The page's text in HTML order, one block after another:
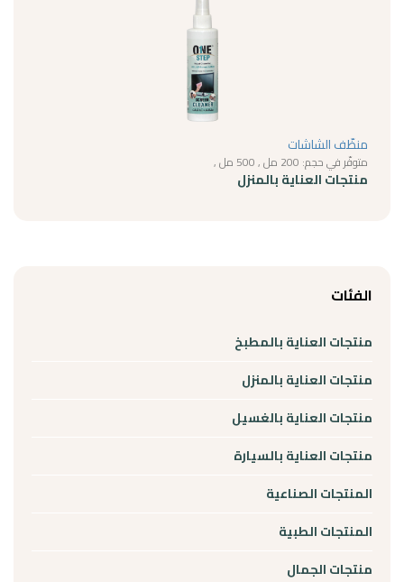
منظّف الشاشات
متوفّر في حجم: 200 مل , 500 مل ,
منتجات العناية بالمنزل
الفئات
منتجات العناية بالمطبخ
منتجات العناية بالمنزل
منتجات العناية بالغسيل
منتجات العناية بالسيارة
المنتجات الصناعية
المنتجات الطبية
منتجات الجمال